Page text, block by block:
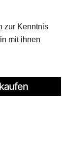
zur Kenntnis
mit ihnen